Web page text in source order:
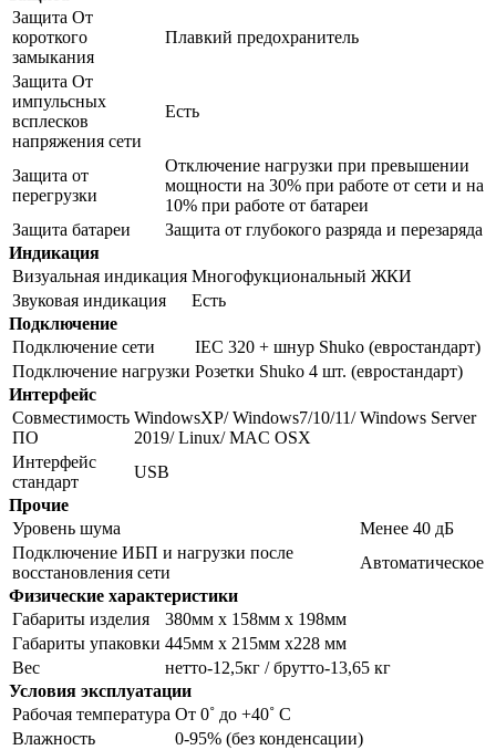
Защита От
короткого
замыкания
Плавкий предохранитель
Защита От
импульсных
всплесков
напряжения сети
Есть
Защита от
перегрузки
Отключение нагрузки при превышении
мощности на 30% при работе от сети и на
10% при работе от батареи
Защита батареи
Защита от глубокого разряда и перезаряда
Индикация
Визуальная индикация Многофукциональный ЖКИ
Звуковая индикация
Есть
Подключение
Подключение сети
IEC 320 + шнур Shuko (евростандарт)
Подключение нагрузки Розетки Shuko 4 шт. (евростандарт)
Интерфейс
Совместимость
ПО
WindowsXP/ Windows7/10/11/ Windows Server
2019/ Linux/ MAC OSX
Интерфейс
стандарт
USB
Прочие
Уровень шума
Менее 40 дБ
Подключение ИБП и нагрузки после
восстановления сети
Автоматическое
Физические характеристики
Габариты изделия
380мм х 158мм х 198мм
Габариты упаковки 445мм х 215мм х228 мм
Вес
нетто-12,5кг / брутто-13,65 кг
Условия эксплуатации
Рабочая температура От 0˚ до +40˚ С
Влажность
0-95% (без конденсации)